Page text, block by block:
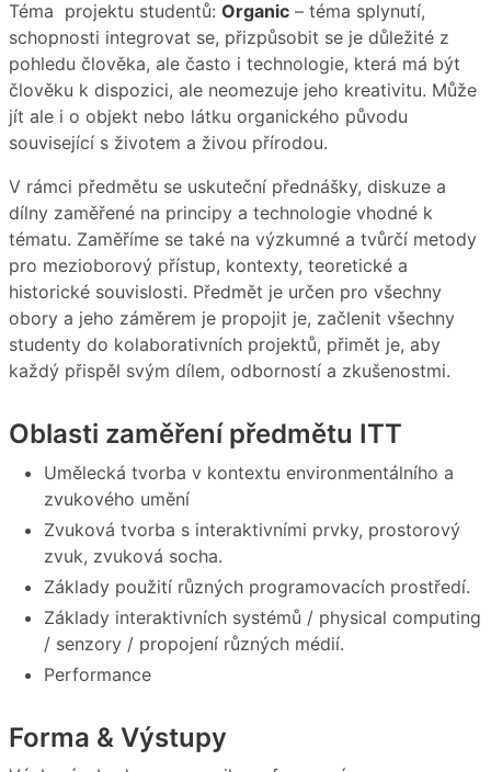
Téma projektu studentů: Organic – téma splynutí,
schopnosti integrovat se, přizpůsobit se je důležité z
pohledu člověka, ale často i technologie, která má být
člověku k dispozici, ale neomezuje jeho kreativitu. Může
jít ale i o objekt nebo látku organického původu
související s životem a živou přírodou.
V rámci předmětu se uskuteční přednášky, diskuze a
dílny zaměřené na principy a technologie vhodné k
tématu. Zaměříme se také na výzkumné a tvůrčí metody
pro mezioborový přístup, kontexty, teoretické a
historické souvislosti. Předmět je určen pro všechny
obory a jeho záměrem je propojit je, začlenit všechny
studenty do kolaborativních projektů, přimět je, aby
každý přispěl svým dílem, odborností a zkušenostmi.
Oblasti zaměření předmětu ITT
Umělecká tvorba v kontextu environmentálního a
zvukového umění
Zvuková tvorba s interaktivními prvky, prostorový
zvuk, zvuková socha.
Základy použití různých programovacích prostředí.
Základy interaktivních systémů / physical computing
/ senzory / propojení různých médií.
Performance
Forma & Výstupy